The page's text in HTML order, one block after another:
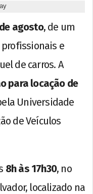
agosto, de um
e
de carros. A
para locação de
Universidade
de Veículos
8h às 17h30, no
localizado na